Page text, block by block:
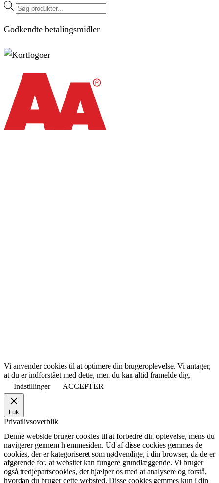
Products
search
Godkendte betalingsmidler
Vi anvender cookies til at optimere din brugeroplevelse. Vi antager,
at du er indforstået med dette, men du kan altid framelde dig.
Indstillinger
ACCEPTER
Luk
Privatlivsoverblik
Denne webside bruger cookies til at forbedre din oplevelse, mens du
navigerer gennem hjemmesiden. Ud af disse cookies gemmes de
cookies, der er kategoriseret som nødvendige, i din browser, da de er
afgørende for, at websitet kan fungere grundlæggende. Vi bruger
også tredjepartscookies, der hjælper os med at analysere og forstå,
hvordan du bruger dette websted. Disse cookies gemmes kun i din